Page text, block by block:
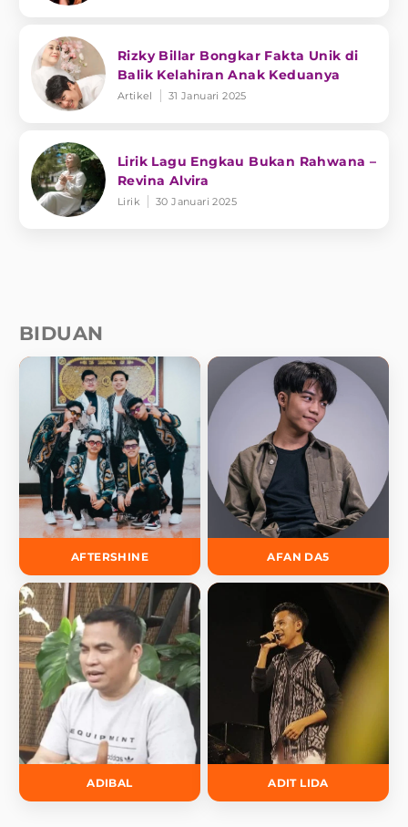
Rizky Billar Bongkar Fakta Unik di
Balik Kelahiran Anak Keduanya
Artikel 31 Januari 2025
Lirik Lagu Engkau Bukan Rahwana –
Revina Alvira
Lirik 30 Januari 2025
BIDUAN
AFTERSHINE AFAN DA5
ADIBAL ADIT LIDA